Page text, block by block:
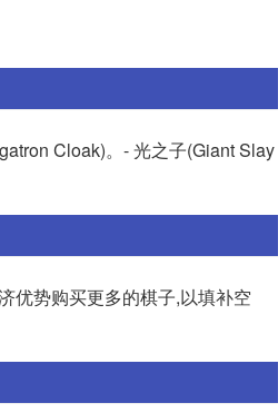
Cloak)。- 光之子(Giant Slay
优势购买更多的棋子,以填补空